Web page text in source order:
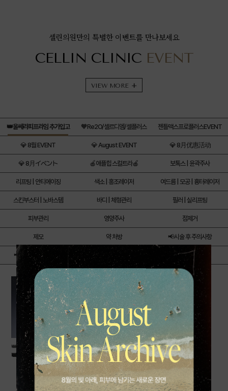
셀린의원만의 특별한 이벤트를 만나보세요
CELLIN CLINIC EVENT
VIEW MORE +
👑울쎄라피프라임 추가입고 🧡Re2O/셀르디엠/셀플러스 젠틀맥스프로플러스EVENT
💎 8월 EVENT 💎 August EVENT 💎 8月优惠活动
💎 8月イベント 🍎애플힙 스컬트라🍎 보톡스 | 윤곽주사
리프팅 | 안티에이징 색소 | 홍조레이저 여드름 | 모공 | 흉터레이저
스킨부스터 | 노바스템 바디 | 체형관리 필러 | 실리프팅
피부관리 영양주사 점제거
제모 약 처방 📢시술 후 주의사항
📢治疗后注意事项
👑울쎄라피프라임 추가입고
👑울쎄라피 프라임 추가입고👑
490,000 원